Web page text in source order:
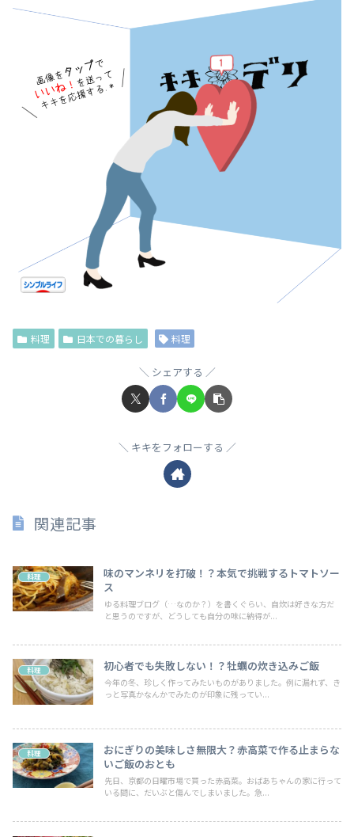
料理 日本での暮らし 料理
シェアする
キキをフォローする
関連記事
料理
味のマンネリを打破！？本気で挑戦するトマトソー
ス
ゆる料理ブログ（…なのか？）を書くぐらい、自炊は好きな方だ
と思うのですが、どうしても自分の味に納得が...
料理 初心者でも失敗しない！？牡蠣の炊き込みご飯
今年の冬、珍しく作ってみたいものがありました。例に漏れず、き
っと写真かなんかでみたのが印象に残ってい...
料理
おにぎりの美味しさ無限大？赤高菜で作る止まらな
いご飯のおとも
先日、京都の日曜市場で買った赤高菜。おばあちゃんの家に行って
いる間に、だいぶと傷んでしまいました。急...